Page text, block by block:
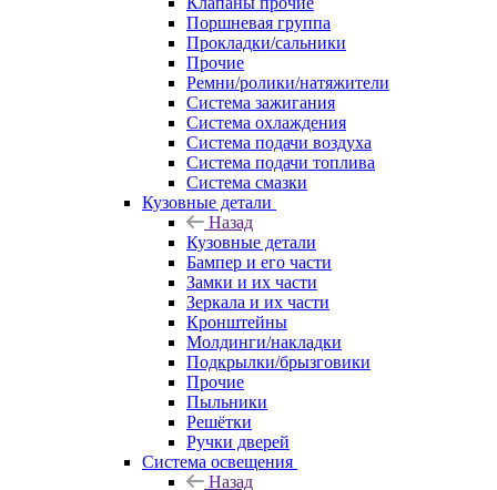
Поршневая группа
Прокладки/сальники
Прочие
Ремни/ролики/натяжители
Система зажигания
Система охлаждения
Система подачи воздуха
Система подачи топлива
Система смазки
Кузовные детали
Назад
Кузовные детали
Бампер и его части
Замки и их части
Зеркала и их части
Кронштейны
Молдинги/накладки
Подкрылки/брызговики
Прочие
Пыльники
Решётки
Ручки дверей
Система освещения
Назад